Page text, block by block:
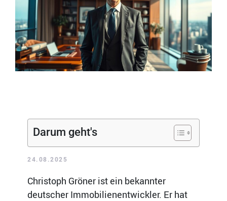
Darum geht's
24.08.2025
Christoph Gröner ist ein bekannter
deutscher Immobilienentwickler. Er hat